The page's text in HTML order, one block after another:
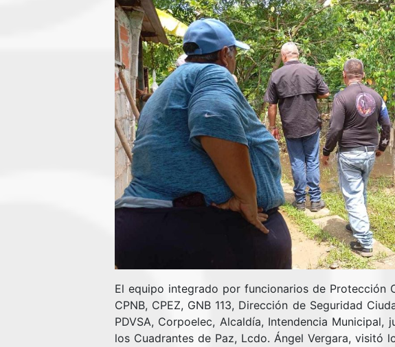
El equipo integrado por funcionarios de Protección
CPNB, CPEZ, GNB 113, Dirección de Seguridad
PDVSA, Corpoelec, Alcaldía, Intendencia
los Cuadrantes de Paz, Lcdo. Ángel Vergara, visitó